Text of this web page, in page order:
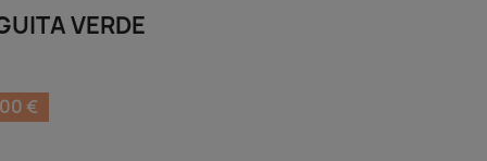
VERDE
€